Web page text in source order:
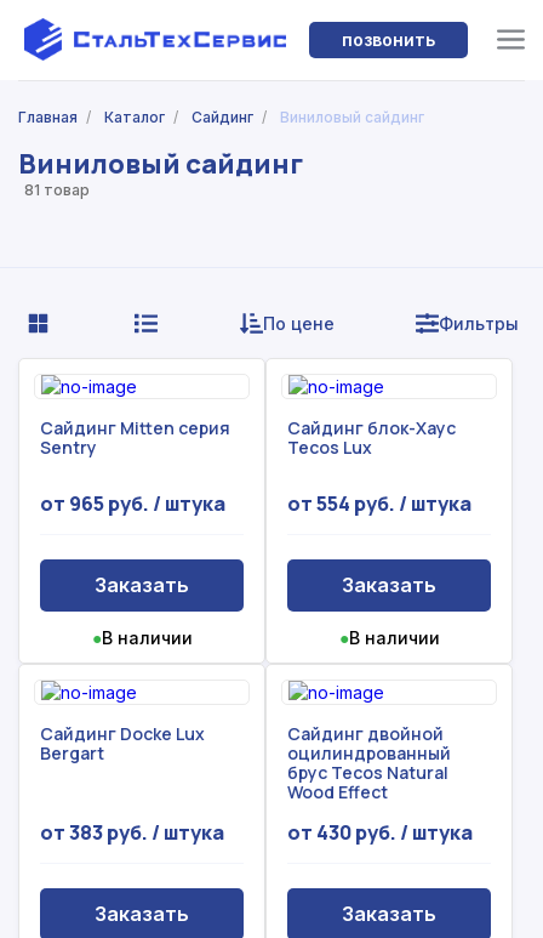
позвонить
Главная / Каталог / Сайдинг / Виниловый сайдинг
Виниловый сайдинг
81 товар
По цене Фильтры
Сайдинг Mitten серия
Sentry
от 965 руб. / штука
Заказать
●В наличии
Сайдинг блок-Хаус
Tecos Lux
от 554 руб. / штука
Заказать
●В наличии
Сайдинг Docke Lux
Bergart
от 383 руб. / штука
Заказать
Сайдинг двойной
оцилиндрованный
брус Tecos Natural
Wood Effect
от 430 руб. / штука
Заказать